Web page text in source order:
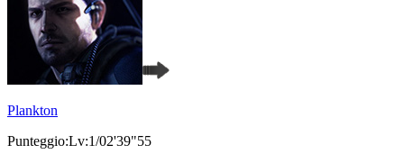
Plankton
Punteggio:Lv:1/02'39"55